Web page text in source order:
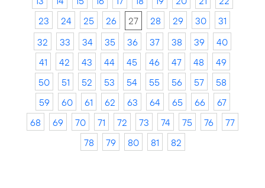
23
24 25 26 27 28 29 30
31
32
33 34 35 36 37 38 39
40
41
42 43 44 45 46 47 48
49
50
51 52 53 54 55 56 57
58
59
60 61 62 63 64 65 66
67
68
69 70 71 72 73 74 75 76
77
78
79 80 81 82